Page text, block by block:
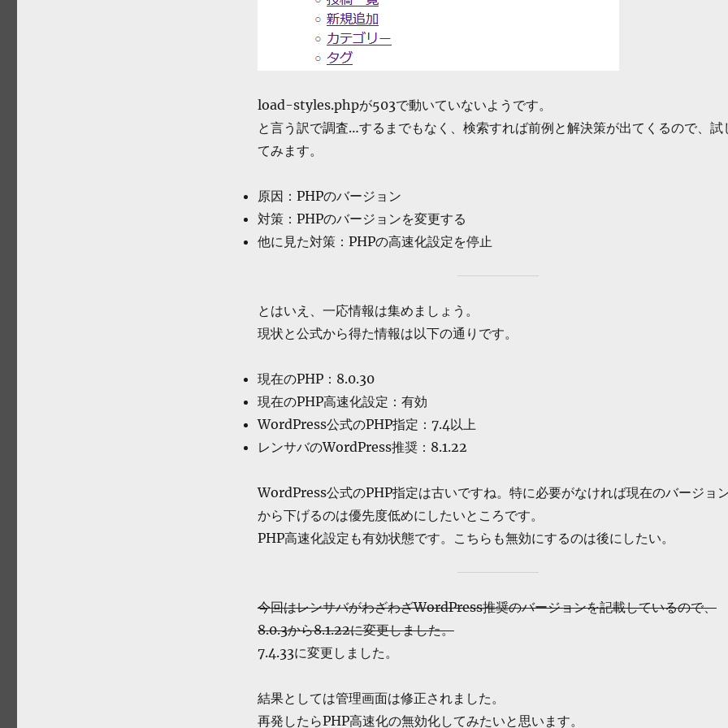
load-styles.phpが503で動いていないようです。
と言う訳で調査…するまでもなく、検索すれば前例と解決策が出てくるので、試
てみます。
原因：PHPのバージョン
対策：PHPのバージョンを変更する
他に見た対策：PHPの高速化設定を停止
とはいえ、一応情報は集めましょう。
現状と公式から得た情報は以下の通りです。
現在のPHP：8.0.30
現在のPHP高速化設定：有効
WordPress公式のPHP指定：7.4以上
レンサバのWordPress推奨：8.1.22
WordPress公式のPHP指定は古いですね。特に必要がなければ現在のバージョ
から下げるのは優先度低めにしたいところです。
PHP高速化設定も有効状態です。こちらも無効にするのは後にしたい。
今回はレンサバがわざわざWordPress推奨のバージョンを記載しているので、
8.0.3から8.1.22に変更しました。
7.4.33に変更しました。
結果としては管理画面は修正されました。
再発したらPHP高速化の無効化してみたいと思います。